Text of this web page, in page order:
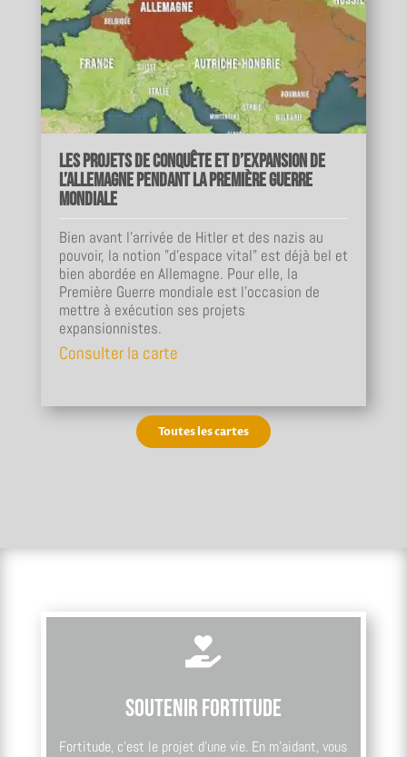
Les projets de conquête et d’expansion de
l’Allemagne pendant la Première Guerre
mondiale
Bien avant l’arrivée de Hitler et des nazis au
pouvoir, la notion "d’espace vital" est déjà bel et
bien abordée en Allemagne. Pour elle, la
Première Guerre mondiale est l’occasion de
mettre à exécution ses projets
expansionnistes.
Consulter la carte
Toutes les cartes

Soutenir Fortitude
Fortitude, c’est le projet d’une vie. En m’aidant, vous